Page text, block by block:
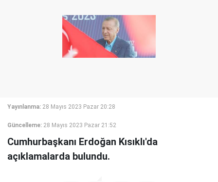
Yayınlanma: 28 Mayıs 2023 Pazar 20:28
Güncelleme: 28 Mayıs 2023 Pazar 21:52
Cumhurbaşkanı Erdoğan Kısıklı'da
açıklamalarda bulundu.